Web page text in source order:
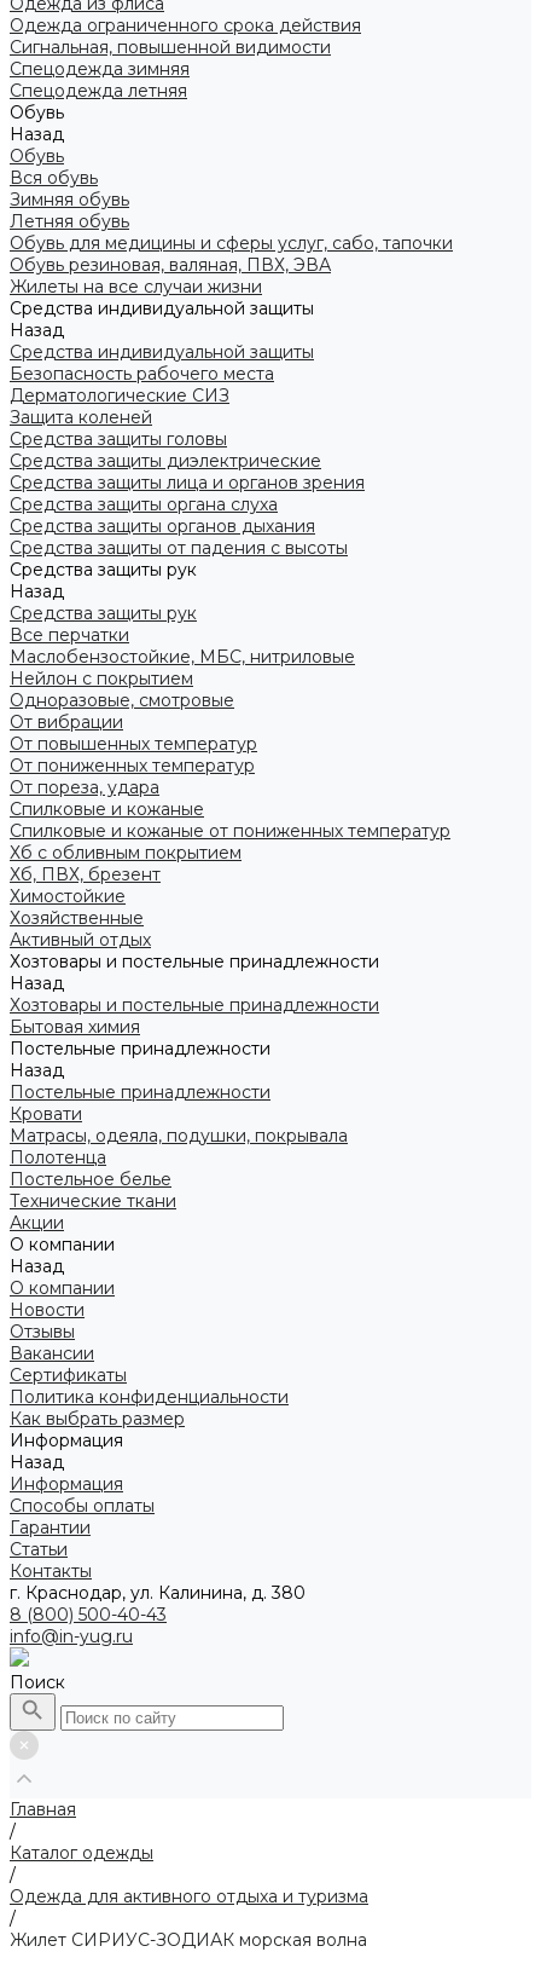
Одежда ограниченного срока действия
Сигнальная, повышенной видимости
Спецодежда зимняя
Спецодежда летняя
Обувь
Назад
Обувь
Вся обувь
Зимняя обувь
Летняя обувь
Обувь для медицины и сферы услуг, сабо, тапочки
Обувь резиновая, валяная, ПВХ, ЭВА
Жилеты на все случаи жизни
Средства индивидуальной защиты
Назад
Средства индивидуальной защиты
Безопасность рабочего места
Дерматологические СИЗ
Защита коленей
Средства защиты головы
Средства защиты диэлектрические
Средства защиты лица и органов зрения
Средства защиты органа слуха
Средства защиты органов дыхания
Средства защиты от падения с высоты
Средства защиты рук
Назад
Средства защиты рук
Все перчатки
Маслобензостойкие, МБС, нитриловые
Нейлон с покрытием
Одноразовые, смотровые
От вибрации
От повышенных температур
От пониженных температур
От пореза, удара
Спилковые и кожаные
Спилковые и кожаные от пониженных температур
Хб с обливным покрытием
Хб, ПВХ, брезент
Химостойкие
Хозяйственные
Активный отдых
Хозтовары и постельные принадлежности
Назад
Хозтовары и постельные принадлежности
Бытовая химия
Постельные принадлежности
Назад
Постельные принадлежности
Кровати
Матрасы, одеяла, подушки, покрывала
Полотенца
Постельное белье
Технические ткани
Акции
О компании
Назад
О компании
Новости
Отзывы
Вакансии
Сертификаты
Политика конфиденциальности
Как выбрать размер
Информация
Назад
Информация
Способы оплаты
Гарантии
Статьи
Контакты
г. Краснодар, ул. Калинина, д. 380
8 (800) 500-40-43
info@in-yug.ru
Поиск
Главная
/
Каталог одежды
/
Одежда для активного отдыха и туризма
/
Жилет СИРИУС-ЗОДИАК морская волна